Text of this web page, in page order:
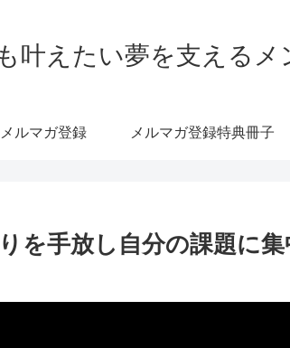
叶えたい夢を支える
メルマガ登録 メルマガ登録特典冊子
を手放し自分の課題に